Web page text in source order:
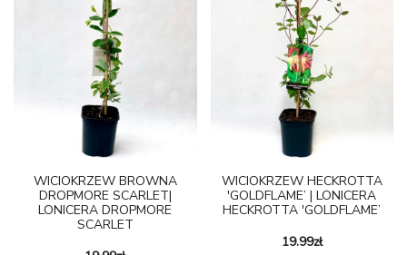
WICIOKRZEW BROWNA
DROPMORE SCARLET|
LONICERA DROPMORE
SCARLET
WICIOKRZEW HECKROTTA
'GOLDFLAME’ | LONICERA
HECKROTTA 'GOLDFLAME’
19.99zł